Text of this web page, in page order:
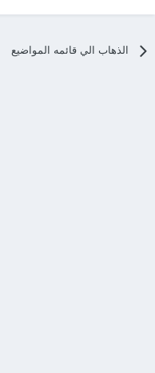
الذهاب الي قائمه المواضيع